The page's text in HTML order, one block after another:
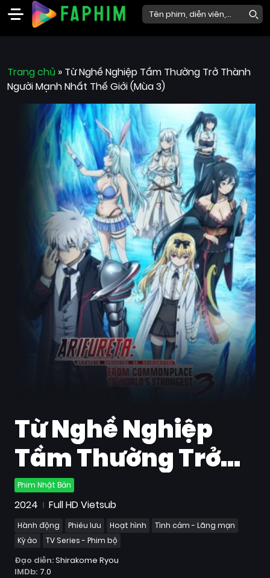
Phim
Mới
Phim
Chiếu
Quốc
Blog
Trang chủ » Từ Nghề Nghiệp Tầm Thường Trở Thành
Người Mạnh Nhất Thế Giới (Mùa 3)
Từ Nghề Nghiệp
Tầm Thường Trở
Thành Người Mạnh
Nhất Thế Giới (Mùa
3)
Phim Nhật Bản
2024 Full HD Vietsub
Hành động Phiêu lưu Hoạt hình
Tình cảm - Lãng mạn
Kỳ ảo
TV Series - Phim bộ
Đạo diễn:Shirakome Ryou
IMDb: 7.0